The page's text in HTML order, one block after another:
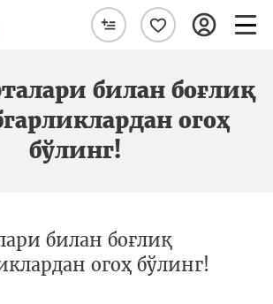
билан боғлиқ
огоҳ
бўлинг!
билан боғлиқ
огоҳ бўлинг!